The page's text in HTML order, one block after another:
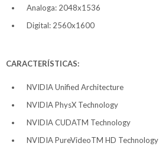
Analoga: 2048x1536
Digital: 2560x1600
CARACTERÍSTICAS:
NVIDIA Unified Architecture
NVIDIA PhysX Technology
NVIDIA CUDATM Technology
NVIDIA PureVideoTM HD Technology